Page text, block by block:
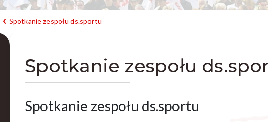
Spotkanie zespołu ds.sportu
Spotkanie zespołu
Spotkanie zespołu ds.sportu